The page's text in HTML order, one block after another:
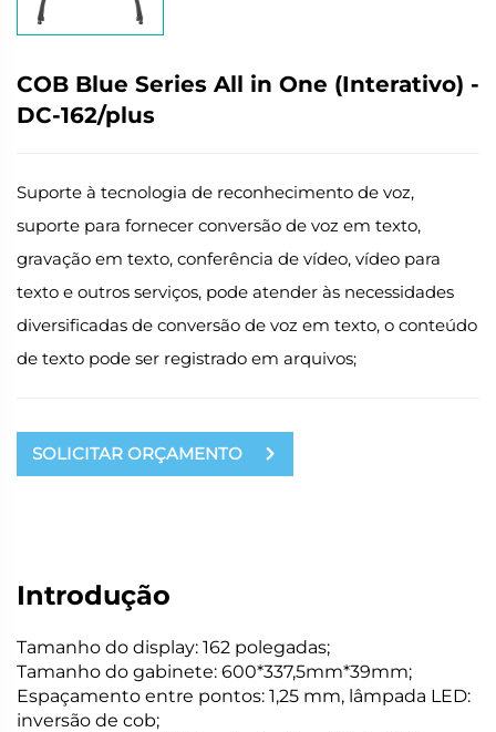
COB Blue Series All in One (Interativo) -
DC-162/plus
Suporte à tecnologia de reconhecimento de voz,
suporte para fornecer conversão de voz em texto,
gravação em texto, conferência de vídeo, vídeo para
texto e outros serviços, pode atender às necessidades
diversificadas de conversão de voz em texto, o conteúdo
de texto pode ser registrado em arquivos;
SOLICITAR ORÇAMENTO
Introdução
Tamanho do display: 162 polegadas;
Tamanho do gabinete: 600*337,5mm*39mm;
Espaçamento entre pontos: 1,25 mm, lâmpada LED:
inversão de cob;